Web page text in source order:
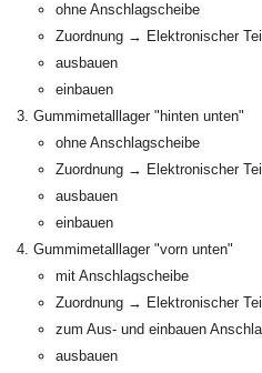
ohne Anschlagscheibe
Zuordnung → Elektronischer
ausbauen
einbauen
Gummimetalllager "hinten unten"
ohne Anschlagscheibe
Zuordnung → Elektronischer
ausbauen
einbauen
Gummimetalllager "vorn unten"
mit Anschlagscheibe
Zuordnung → Elektronischer
zum Aus- und einbauen
ausbauen